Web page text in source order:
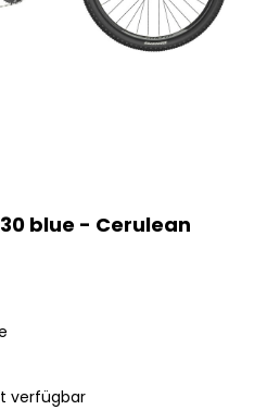
blue - Cerulean
verfügbar